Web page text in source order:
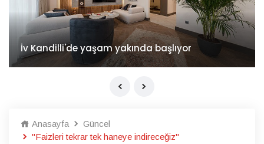
İv Kandilli'de yaşam yakında başlıyor
Anasayfa
Güncel
"Faizleri tekrar tek haneye indireceğiz"